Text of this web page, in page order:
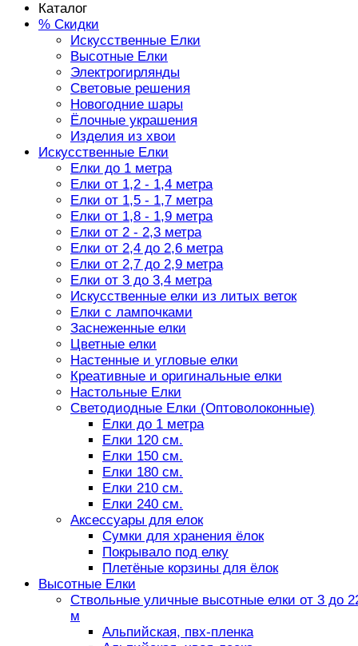
Каталог
% Скидки
Искусственные Елки
Высотные Елки
Электрогирлянды
Световые решения
Новогодние шары
Ёлочные украшения
Изделия из хвои
Искусственные Елки
Елки до 1 метра
Елки от 1,2 - 1,4 метра
Елки от 1,5 - 1,7 метра
Елки от 1,8 - 1,9 метра
Елки от 2 - 2,3 метра
Елки от 2,4 до 2,6 метра
Елки от 2,7 до 2,9 метра
Елки от 3 до 3,4 метра
Искусственные елки из литых веток
Елки с лампочками
Заснеженные елки
Цветные елки
Настенные и угловые елки
Креативные и оригинальные елки
Настольные Елки
Светодиодные Елки (Оптоволоконные)
Елки до 1 метра
Елки 120 см.
Елки 150 см.
Елки 180 см.
Елки 210 см.
Елки 240 см.
Аксессуары для елок
Сумки для хранения ёлок
Покрывало под елку
Плетёные корзины для ёлок
Высотные Елки
Ствольные уличные высотные елки от 3 до
м
Альпийская, пвх-пленка